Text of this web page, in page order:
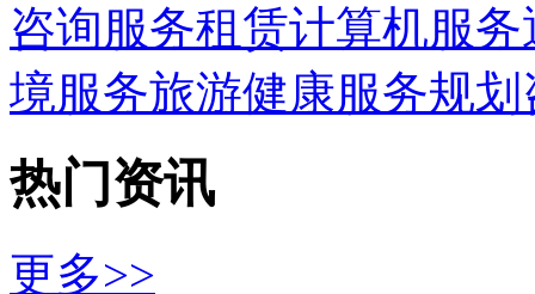
咨询服务租赁计算机服务
境服务旅游健康服务规划
热门资讯
更多>>